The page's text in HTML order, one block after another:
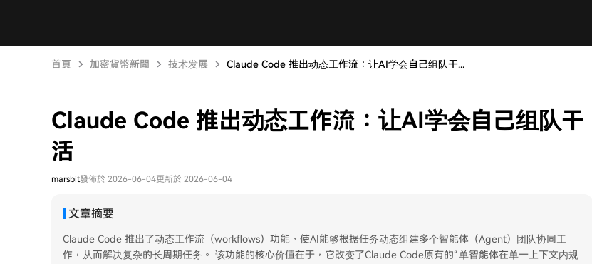
首頁 加密貨幣新聞 技术发展 Claude Code 推出动态工作流：让AI学会自己组队干...
Claude Code 推出动态工作流：让AI学会自己组队干
活
marsbit發佈於 2026-06-04更新於 2026-06-04
文章摘要
Claude Code 推出了动态工作流（workflows）功能，使AI能够根据任务动态组建多个智能体（Agent）团队协同工
作，从而解决复杂的长周期任务。 该功能的核心价值在于，它改变了Claude Code原有的“单智能体在单一上下文内规